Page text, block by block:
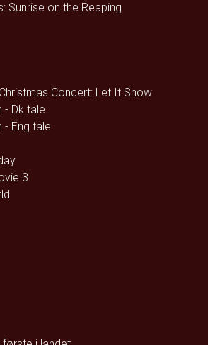
Sunrise on the Reaping
Concert: Let It Snow
- Dk tale
- Eng tale
3